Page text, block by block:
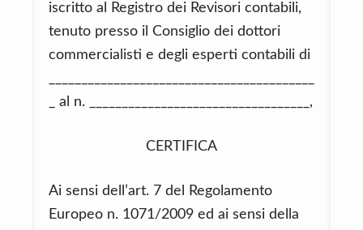
iscritto al Registro dei Revisori contabili,
tenuto presso il Consiglio dei dottori
commercialisti e degli esperti contabili di
_ al n. __________________________________,
CERTIFICA
Ai sensi dell’art. 7 del Regolamento
Europeo n. 1071/2009 ed ai sensi della